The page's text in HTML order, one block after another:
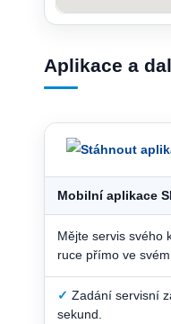
Aplikace a
Mobilní aplikace
Mějte servis svého
ruce přímo ve
✓ Zadání servisní
sekund.